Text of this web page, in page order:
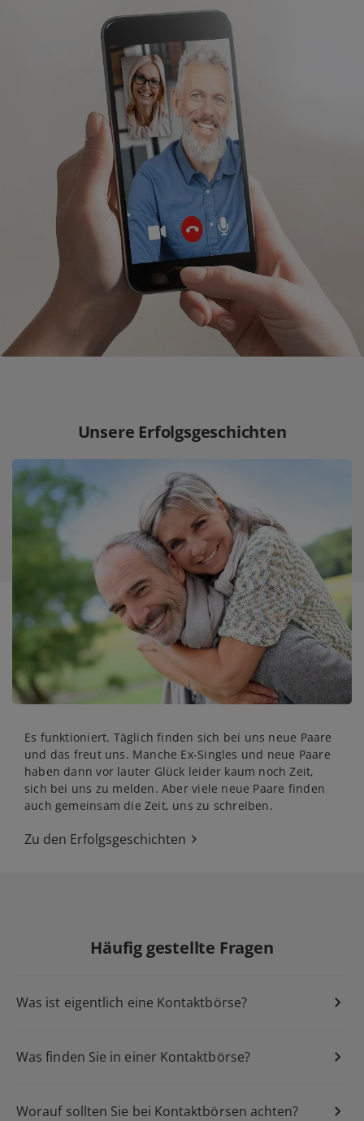
Unsere Erfolgsgeschichten
Es funktioniert. Täglich finden sich bei uns neue Paare
und das freut uns. Manche Ex-Singles und neue Paare
haben dann vor lauter Glück leider kaum noch Zeit,
sich bei uns zu melden. Aber viele neue Paare finden
auch gemeinsam die Zeit, uns zu schreiben.
Zu den Erfolgsgeschichten
Häufig gestellte Fragen
Was ist eigentlich eine Kontaktbörse?
Was finden Sie in einer Kontaktbörse?
grosse Liebe
Worauf sollten Sie bei Kontaktbörsen achten?